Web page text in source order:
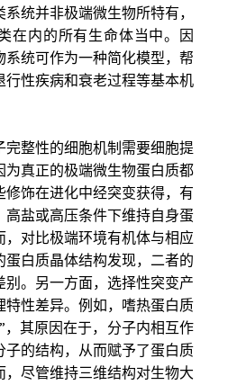
统并非极端微生物所特有，
在内的所有生命体当中。因
系统可作为一种简化模型，帮
行性疾病和衰老过程等基本机
整性的细胞机制需要细胞提
为真正的极端微生物蛋白质都
修饰在进化中经突变获得，有
高盐或高压条件下维持自身蛋
，对比极端环境有机体与相应
蛋白质晶体结构发现，二者的
别。另一方面，选择性突变产
特性差异。例如，嗜热蛋白质
，其原因在于，分子内相互作
子的结构，从而赋予了蛋白质
，尽管维持三维结构对生物大